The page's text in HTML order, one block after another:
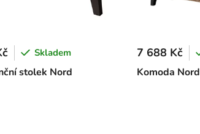
stolek Nord
Skladem
Komoda Nord
7 688 Kč